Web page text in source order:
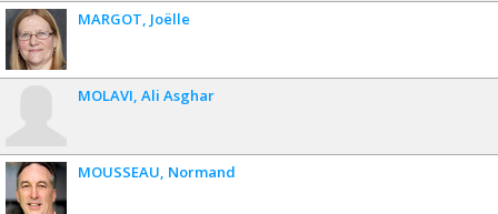
MARGOT Joëlle
MOLAVI Ali Asghar
MOUSSEAU Normand